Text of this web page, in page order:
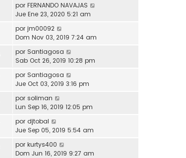
por FERNANDO NAVAJAS
Jue Ene 23, 2020 5:21 am
por jm00092
Dom Nov 03, 2019 7:24 am
por Santiagosa
Sab Oct 26, 2019 10:28 pm
por Santiagosa
Jue Oct 03, 2019 3:16 pm
por soliman
Lun Sep 16, 2019 12:05 pm
por djtobal
Jue Sep 05, 2019 5:54 am
por kurtys400
Dom Jun 16, 2019 9:27 am